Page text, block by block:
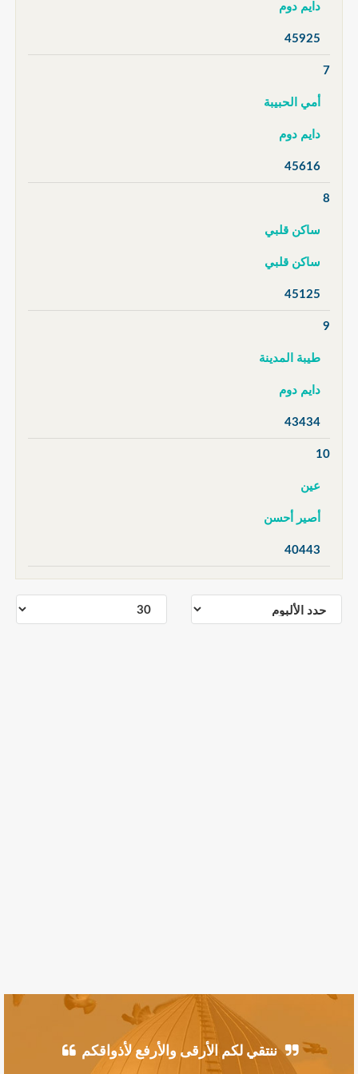
دايم دوم
45925
7
أمي الحبيبة
دايم دوم
45616
8
ساكن قلبي
ساكن قلبي
45125
9
طيبة المدينة
دايم دوم
43434
10
عين
أصير أحسن
40443
ننتقي لكم الأرقى والأرفع لأذواقكم